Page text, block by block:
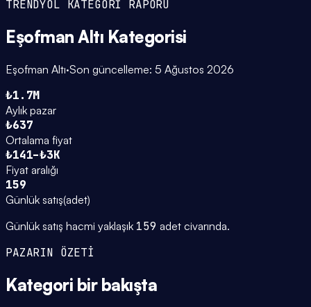
TRENDYOL KATEGORİ RAPORU
Eşofman Altı Kategorisi
Eşofman Altı·Son güncelleme: 5 Ağustos 2026
₺1.7M
Aylık pazar
₺637
Ortalama fiyat
₺141–₺3K
Fiyat aralığı
159
Günlük satış(adet)
Günlük satış hacmi yaklaşık 159 adet civarında.
PAZARIN ÖZETİ
Kategori bir bakışta